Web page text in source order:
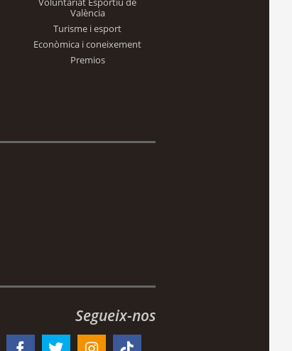
València
Turisme i esport
Econòmica i coneixement
Premios
Segueix-nos